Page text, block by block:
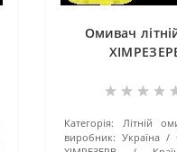
Омивач
Категорія: Літній
виробник: Україна